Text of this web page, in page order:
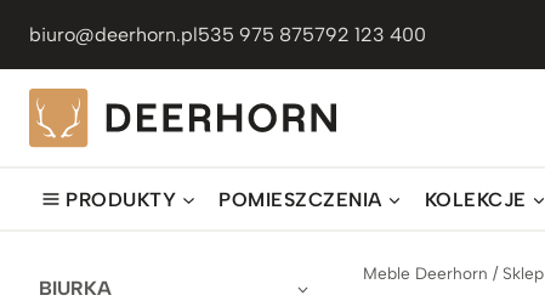
treści
biuro@deerhorn.pl535 975 875792 123 400
PRODUKTY POMIESZCZENIA KOLEKCJE
BIURKA
Meble Deerhorn / Sklep